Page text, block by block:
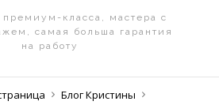
класса, мастера с
самая больша гарантия
на работу
Блог Кристины